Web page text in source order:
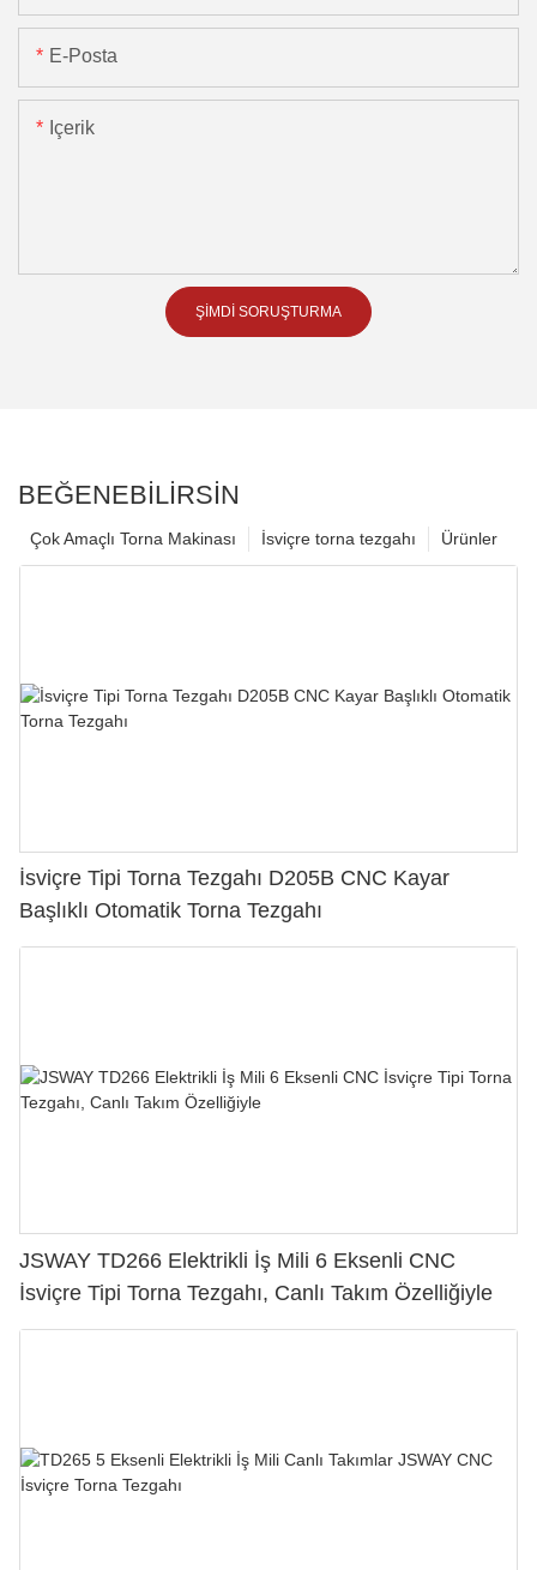
E-Posta
Içerik
ŞIMDI SORUŞTURMA
BEĞENEBILIRSIN
Ürünler
İsviçre torna tezgahı
Çok Amaçlı Torna Makinası
İsviçre Tipi Torna Tezgahı D205B CNC Kayar
Başlıklı Otomatik Torna Tezgahı
JSWAY TD266 Elektrikli İş Mili 6 Eksenli CNC
İsviçre Tipi Torna Tezgahı, Canlı Takım Özelliğiyle